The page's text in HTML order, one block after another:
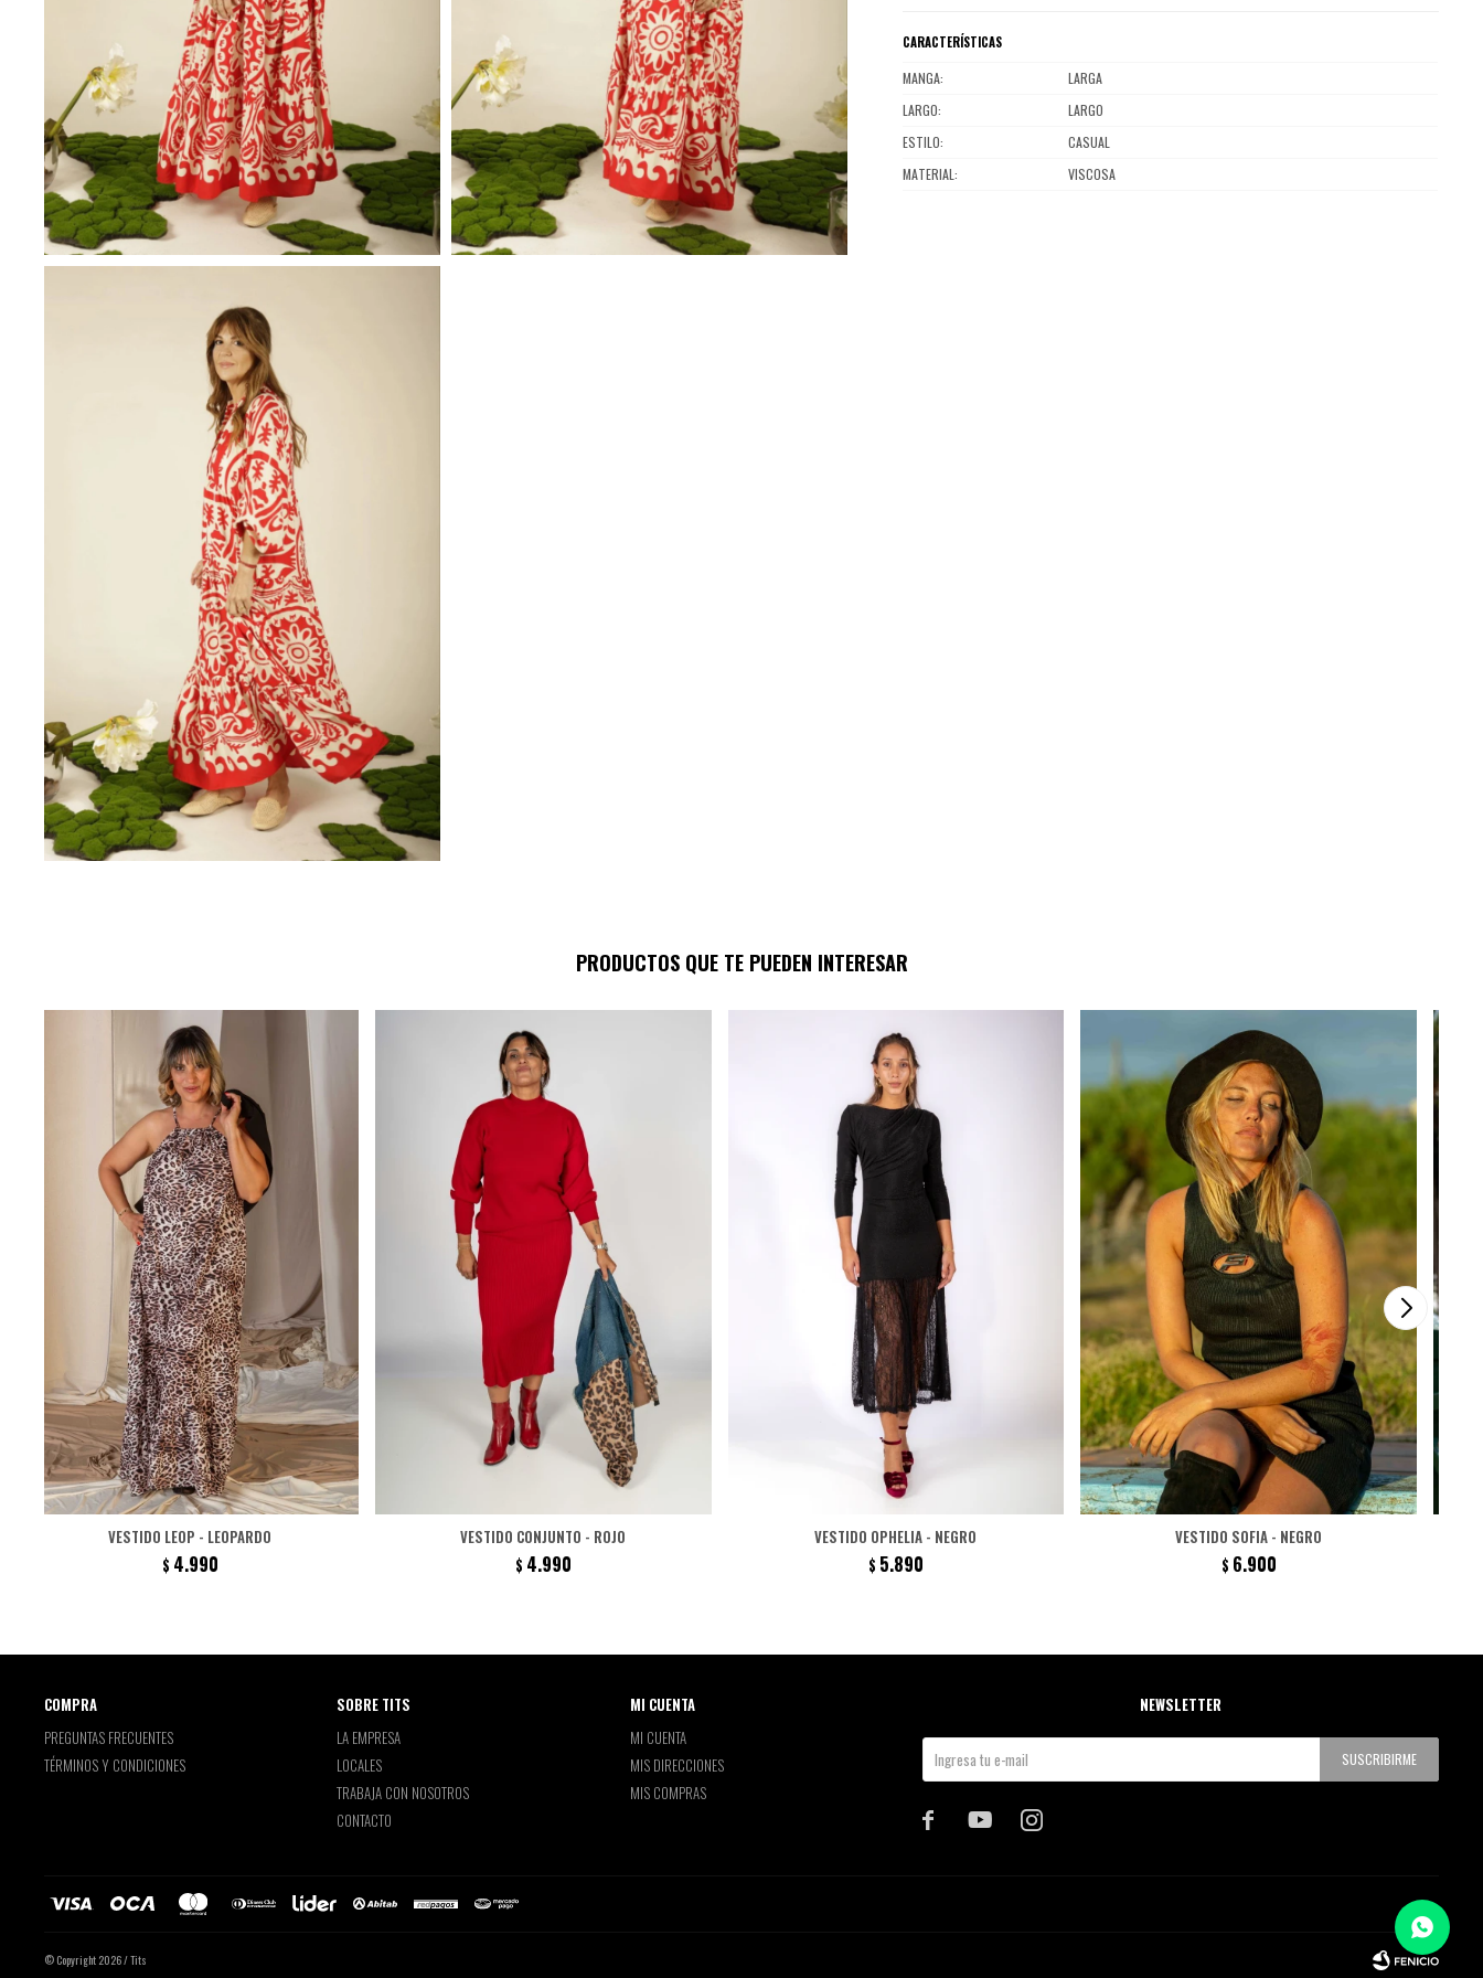
CARACTERÍSTICAS
MANGA
LARGA
LARGO
LARGO
ESTILO
CASUAL
MATERIAL
VISCOSA
PRODUCTOS QUE TE PUEDEN INTERESAR
VESTIDO LEOP - LEOPARDO
$ 4.990
VESTIDO CONJUNTO - ROJO
$ 4.990
VESTIDO OPHELIA - NEGRO
$ 5.890
VESTIDO SOFIA - NEGRO
$ 6.900
SOBRE TITS
LA EMPRESA
LOCALES
TRABAJA CON NOSOTROS
CONTACTO
COMPRA
PREGUNTAS FRECUENTES
TÉRMINOS Y CONDICIONES
MI CUENTA
MI CUENTA
MIS DIRECCIONES
MIS COMPRAS
NEWSLETTER
SUSCRIBIRME
  
© Copyright 2026 / Tits